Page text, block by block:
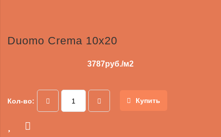
Duomo Crema 10x20
3787руб./м2
Кол-во: Купить